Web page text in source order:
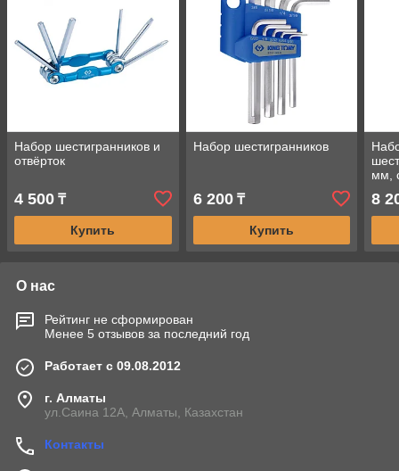
Набор шестигранников и
отвёрток
4 500 ₸
Купить
Набор шестигранников
6 200₸
Купить
мм,
8
О нас
Рейтинг не сформирован
Менее 5 отзывов за последний год
Работает с 09.08.2012
г. Алматы
ул.Саина 12А, Алматы, Казахстан
Контакты